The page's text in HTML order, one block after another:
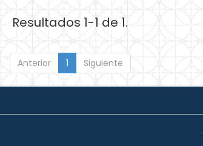
Resultados 1-1 de 1.
Anterior 1 Siguiente